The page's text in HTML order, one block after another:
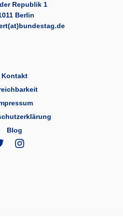
Republik 1
Berlin
Kontakt
Blog